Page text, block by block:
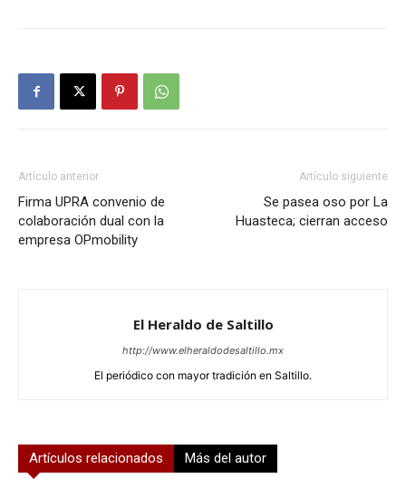
Artículo anterior
Firma UPRA convenio de
colaboración dual con la
empresa OPmobility
Artículo siguiente
Se pasea oso por La
Huasteca; cierran acceso
El Heraldo de Saltillo
http://www.elheraldodesaltillo.mx
El periódico con mayor tradición en Saltillo.
Artículos relacionados Más del autor